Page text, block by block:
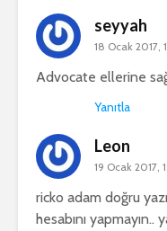
seyyah
18 Ocak 2017,
Advocate ellerine
Yanıtla
Leon
19 Ocak 2017,
ricko adam doğru
hesabını yapmayın..